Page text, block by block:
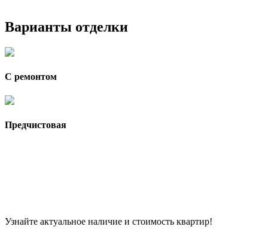
Варианты отделки
С ремонтом
Предчистовая
Узнайте актуальное наличие и стоимость квартир!